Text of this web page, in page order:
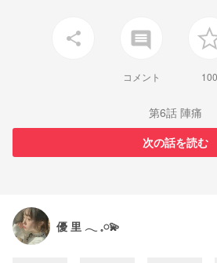
share insert_comment
コメント 100
第6話 陣痛
次の話を読む
優 里 ‪‪𓂃 𓈒𓏸💫